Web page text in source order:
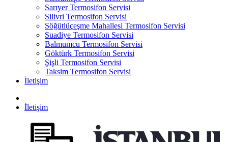
Sarıyer Termosifon Servisi
Silivri Termosifon Servisi
Söğütlüçeşme Mahallesi Termosifon Servisi
Suadiye Termosifon Servisi
Balmumcu Termosifon Servisi
Göktürk Termosifon Servisi
Şişli Termosifon Servisi
Taksim Termosifon Servisi
İletişim
İletişim